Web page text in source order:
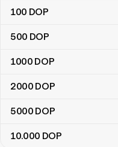
Tabla de conversión de
100 DOP
500 DOP
1000 DOP
2000 DOP
5000 DOP
10.000 DOP